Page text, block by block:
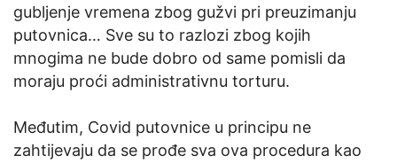
gubljenje vremena zbog gužvi pri preuzimanju
putovnica… Sve su to razlozi zbog kojih
mnogima ne bude dobro od same pomisli da
moraju proći administrativnu torturu.
Međutim, Covid putovnice u principu ne
zahtijevaju da se prođe sva ova procedura kao